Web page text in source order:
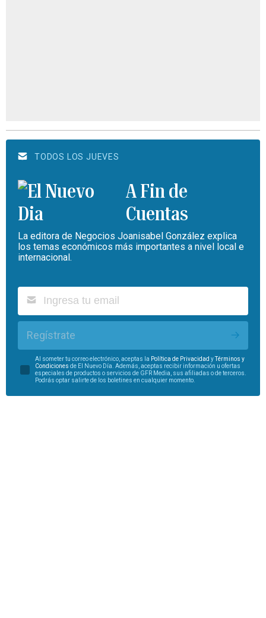
TODOS LOS JUEVES
A Fin de
Cuentas
La editora de Negocios Joanisabel González explica
los temas económicos más importantes a nivel local e
internacional.
Regístrate
Al someter tu correo electrónico, aceptas la Política de Privacidad yTérminos y
Condiciones de El Nuevo Día. Además, aceptas recibir información u ofertas
especiales de productos o servicios de GFR Media, sus afiliadas o de terceros.
Podrás optar salirte de los boletines en cualquier momento.